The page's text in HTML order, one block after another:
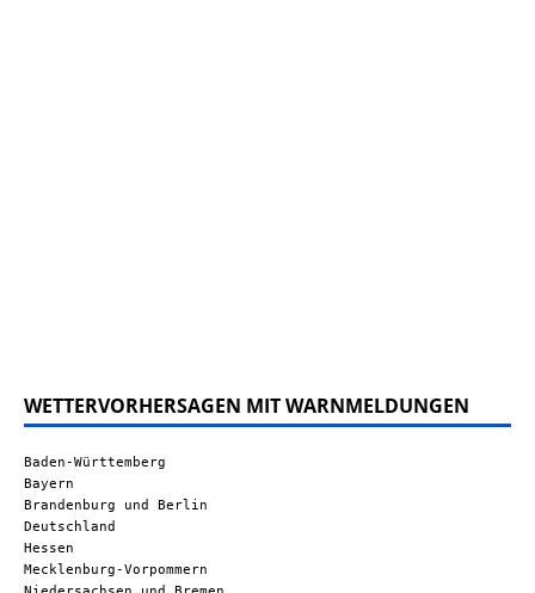
WETTERVORHERSAGEN MIT WARNMELDUNGEN
Baden-Württemberg
Bayern
Brandenburg und Berlin
Deutschland
Hessen
Mecklenburg-Vorpommern